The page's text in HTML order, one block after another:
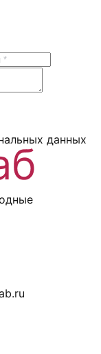
данных